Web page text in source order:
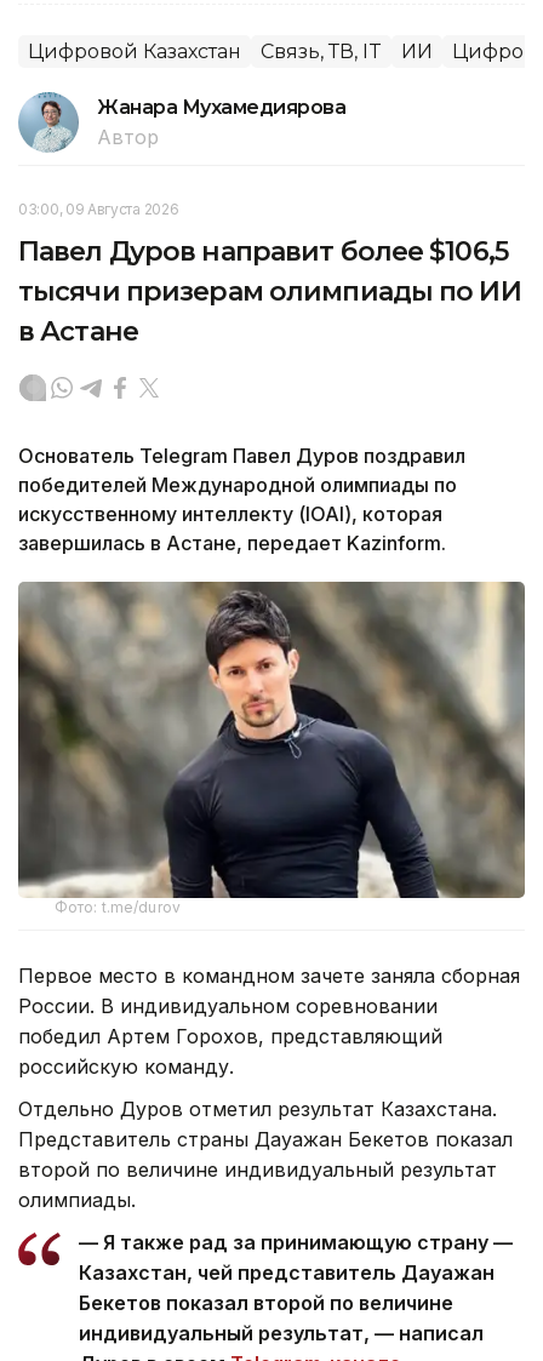
Цифровой Казахстан Связь, ТВ, IT ИИ
Жанара Мухамедиярова
Автор
03:00, 09 Августа 2026
Павел Дуров направит более $106,5
тысячи призерам олимпиады по ИИ
в Астане
Основатель Telegram Павел Дуров поздравил
победителей Международной олимпиады по
искусственному интеллекту (IOAI), которая
завершилась в Астане, передает Kazinform.
Фото: t.me/durov
Первое место в командном зачете заняла сборная
России. В индивидуальном соревновании
победил Артем Горохов, представляющий
российскую команду.
Отдельно Дуров отметил результат Казахстана.
Представитель страны Дауажан Бекетов показал
второй по величине индивидуальный результат
олимпиады.
— Я также рад за принимающую страну —
Казахстан, чей представитель Дауажан
Бекетов показал второй по величине
индивидуальный результат, — написал